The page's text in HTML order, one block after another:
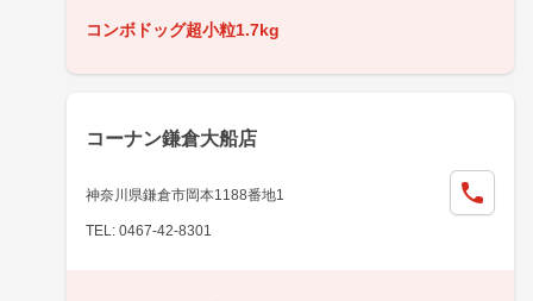
コンボドッグ超小粒1.7kg
コーナン鎌倉大船店
神奈川県鎌倉市岡本1188番地1
TEL: 0467-42-8301